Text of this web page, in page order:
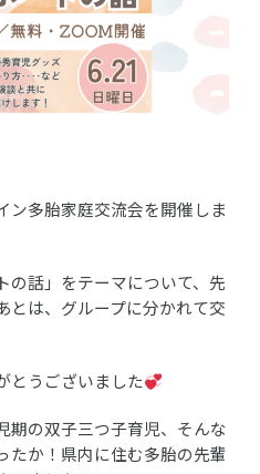
ン多胎家庭交流会を開催しま
の話」をテーマについて、先
とは、グループに分かれて交
とうございました
期の双子三つ子育児、そんな
たか！県内に住む多胎の先輩